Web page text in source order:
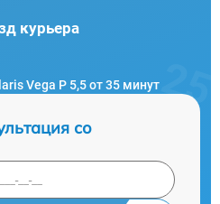
курьера
Vega P 5,5 от 35 минут
со